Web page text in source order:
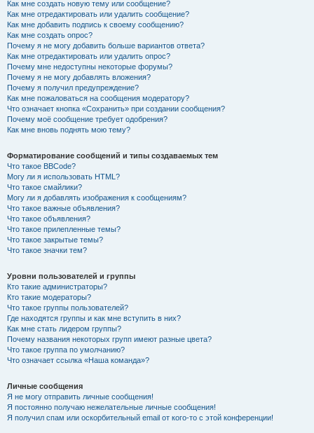
Как мне создать новую тему или сообщение?
Как мне отредактировать или удалить сообщение?
Как мне добавить подпись к своему сообщению?
Как мне создать опрос?
Почему я не могу добавить больше вариантов ответа?
Как мне отредактировать или удалить опрос?
Почему мне недоступны некоторые форумы?
Почему я не могу добавлять вложения?
Почему я получил предупреждение?
Как мне пожаловаться на сообщения модератору?
Что означает кнопка «Сохранить» при создании сообщения?
Почему моё сообщение требует одобрения?
Как мне вновь поднять мою тему?
Форматирование сообщений и типы создаваемых тем
Что такое BBCode?
Могу ли я использовать HTML?
Что такое смайлики?
Могу ли я добавлять изображения к сообщениям?
Что такое важные объявления?
Что такое объявления?
Что такое прилепленные темы?
Что такое закрытые темы?
Что такое значки тем?
Уровни пользователей и группы
Кто такие администраторы?
Кто такие модераторы?
Что такое группы пользователей?
Где находятся группы и как мне вступить в них?
Как мне стать лидером группы?
Почему названия некоторых групп имеют разные цвета?
Что такое группа по умолчанию?
Что означает ссылка «Наша команда»?
Личные сообщения
Я не могу отправить личные сообщения!
Я постоянно получаю нежелательные личные сообщения!
Я получил спам или оскорбительный email от кого-то с этой конференции!